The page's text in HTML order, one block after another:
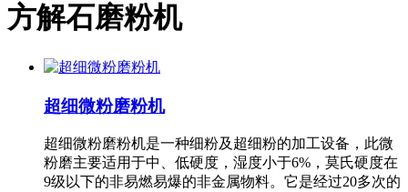
方解石磨粉机
超细微粉磨粉机
超细微粉磨粉机是一种细粉及超细粉的加工设备，此微
粉磨主要适用于中、低硬度，湿度小于6%，莫氏硬度在
9级以下的非易燃易爆的非金属物料。它是经过20多次的